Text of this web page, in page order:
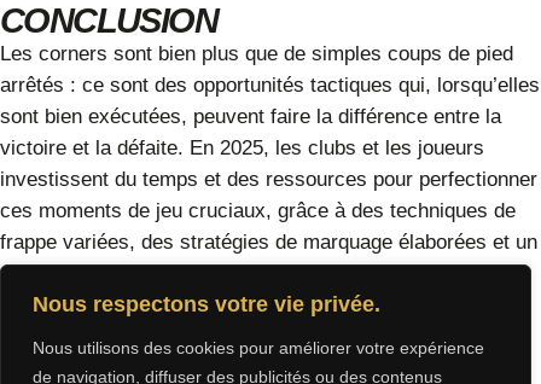
Nous respectons votre vie privée.
Nous utilisons des cookies pour améliorer votre expérience
de navigation, diffuser des publicités ou des contenus
CONCLUSION
Les corners sont bien plus que de simples coups de pied
arrêtés : ce sont des opportunités tactiques qui, lorsqu’elles
sont bien exécutées, peuvent faire la différence entre la
victoire et la défaite. En 2025, les clubs et les joueurs
investissent du temps et des ressources pour perfectionner
ces moments de jeu cruciaux, grâce à des techniques de
frappe variées, des stratégies de marquage élaborées et un
entraînement intensif.
Que vous soyez un joueur cherchant à améliorer ses
compétences sur le terrain ou un entraîneur en quête de